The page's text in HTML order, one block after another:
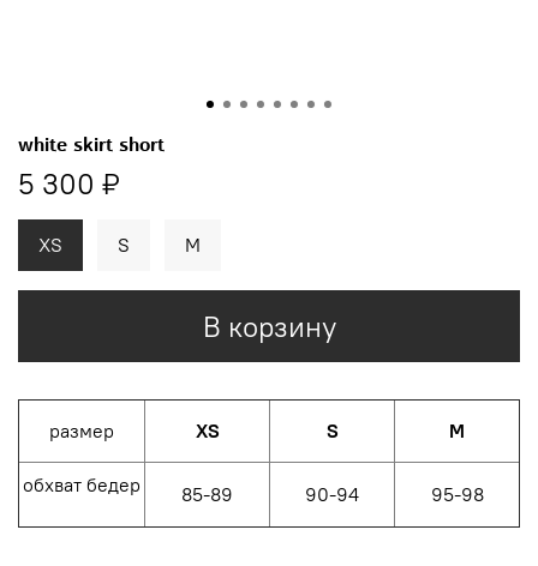
white skirt short
5 300 ₽
В корзину
XS S M
размер XS S M
обхват бедер 85-89 90-94 95-98